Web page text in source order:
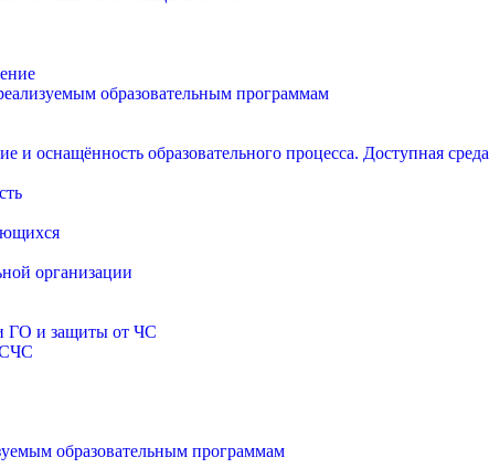
образовательным программам
и оснащённость образовательного процесса. Доступная среда
организации
ГО и защиты от ЧС
образовательным программам